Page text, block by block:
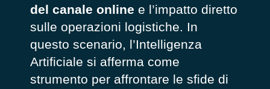
del canale online e l’impatto diretto
sulle operazioni logistiche. In
questo scenario, l’Intelligenza
Artificiale si afferma come
strumento per affrontare le sfide di